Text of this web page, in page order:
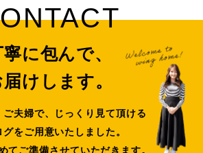
に包んで、
けします。
ご夫婦で、じっくり見て頂ける
グをご用意いたしました。
てご準備させていただきます。